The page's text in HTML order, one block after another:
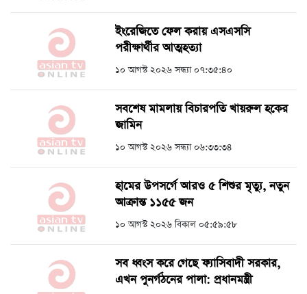
ইংরেজিতে ফেল করায় এসএসসি
পরীক্ষার্থীর আত্মহত্যা
১০ আগস্ট ২০২৬ সন্ধ্যা ০৭:৩৫:৪০
সবশেষ মামলায় বিচারপতি খায়রুল হকের
জামিন
১০ আগস্ট ২০২৬ সন্ধ্যা ০৬:৩৩:৩৪
হামের উপসর্গে আরও ৫ শিশুর মৃত্যু, নতুন
আক্রান্ত ১১৫৫ জন
১০ আগস্ট ২০২৬ বিকাল ০৫:৫৯:৫৮
সব ধ্বংস করে গেছে ফ্যাসিবাদী সরকার,
এখন পুনর্গঠনের পালা: প্রধানমন্ত্রী